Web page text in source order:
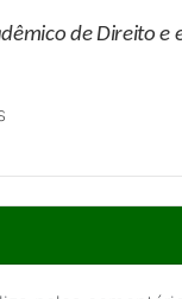
de Direito e